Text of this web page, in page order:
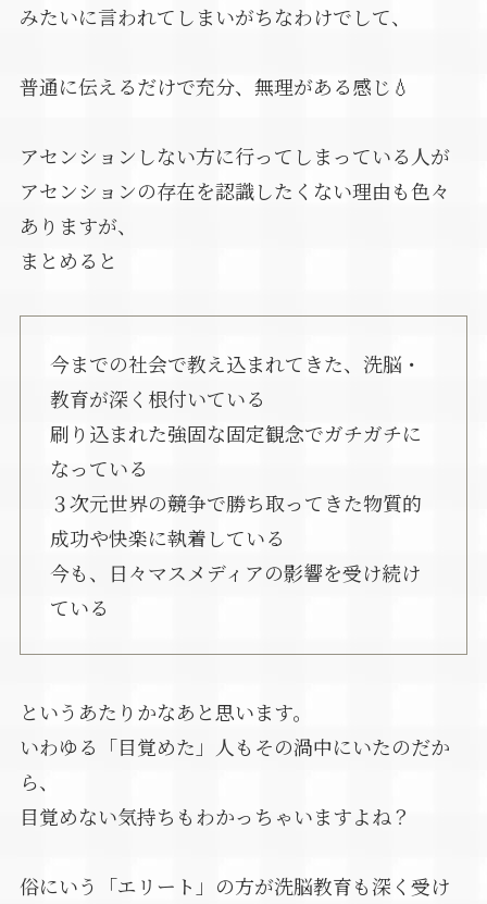
みたいに言われてしまいがちなわけでして、
普通に伝えるだけで充分、無理がある感じ💧
アセンションしない方に行ってしまっている人が
アセンションの存在を認識したくない理由も色々
ありますが、
まとめると
今までの社会で教え込まれてきた、洗脳・
教育が深く根付いている
刷り込まれた強固な固定観念でガチガチに
なっている
３次元世界の競争で勝ち取ってきた物質的
成功や快楽に執着している
今も、日々マスメディアの影響を受け続け
ている
というあたりかなあと思います。
いわゆる「目覚めた」人もその渦中にいたのだか
ら、
目覚めない気持ちもわかっちゃいますよね？
俗にいう「エリート」の方が洗脳教育も深く受け